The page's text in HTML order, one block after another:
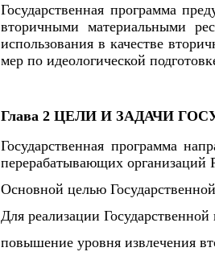
Государственная программа
вторичными материальными
использования в качестве
мер по идеологической
Глава 2 ЦЕЛИ И ЗАДАЧИ
Государственная программа
перерабатывающих организаций
Основной целью
Для реализации
повышение уровня извлечения